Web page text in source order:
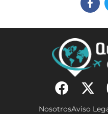
NosotrosAviso